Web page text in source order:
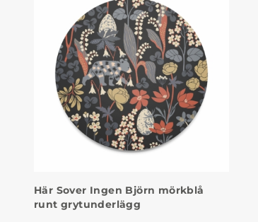
Här Sover Ingen Björn mörkblå
runt grytunderlägg